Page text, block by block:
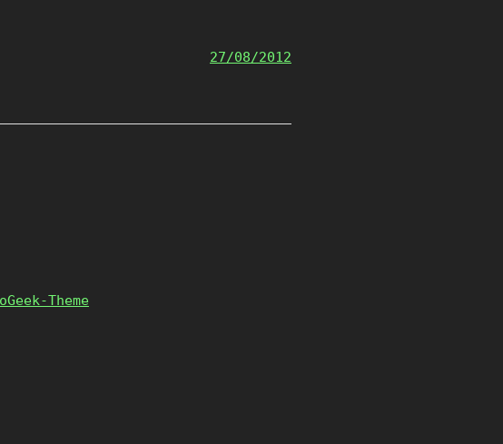
27/08/2012
Theme